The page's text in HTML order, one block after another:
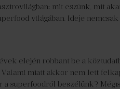
mit eszünk, mit
világában. Ideje
elején robbant be a
miatt akkor nem lett
superfoodról beszélünk?